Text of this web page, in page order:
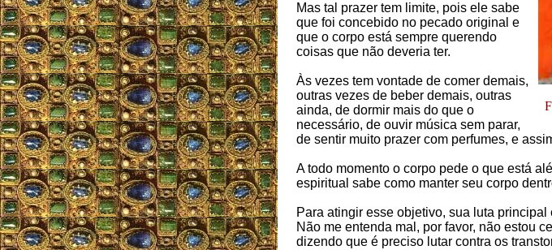
Mas tal prazer tem limite, pois ele sabe
que foi concebido no pecado original e
que o corpo está sempre querendo
coisas que não deveria ter.
Às vezes tem vontade de comer demais,
outras vezes de beber demais, outras
ainda, de dormir mais do que o
necessário, de ouvir música sem parar,
de sentir muito prazer com perfumes, e
A todo momento o corpo pede o que está
espiritual sabe como manter seu corpo
Para atingir esse objetivo, sua luta
Não me entenda mal, por favor, não estou
dizendo que é preciso lutar contra os